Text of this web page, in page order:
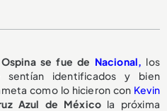
se fue de Nacional, los
identificados y bien
como lo hicieron con Kevin
Azul de México la próxima